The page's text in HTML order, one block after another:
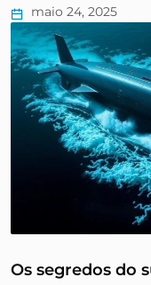
maio 24, 2025
Os segredos do